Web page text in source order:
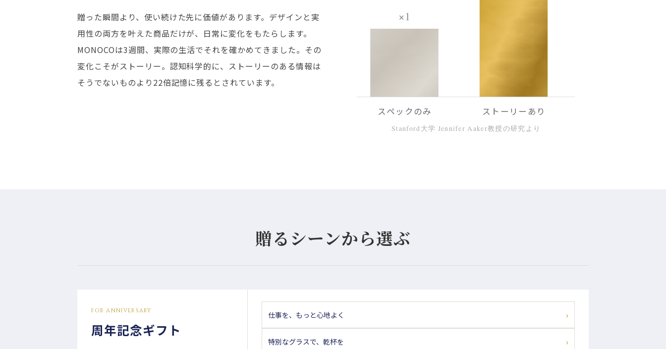
贈った瞬間より、使い続けた先に価値があります。デザインと実
用性の両方を叶えた商品だけが、日常に変化をもたらします。
MONOCOは3週間、実際の生活でそれを確かめてきました。その
変化こそがストーリー。認知科学的に、ストーリーのある情報は
そうでないものより22倍記憶に残るとされています。
×1
スペックのみ ストーリーあり
Stanford大学 Jennifer Aaker教授の研究より
贈るシーンから選ぶ
FOR ANNIVERSARY
周年記念ギフト
仕事を、もっと心地よく
特別なグラスで、乾杯を